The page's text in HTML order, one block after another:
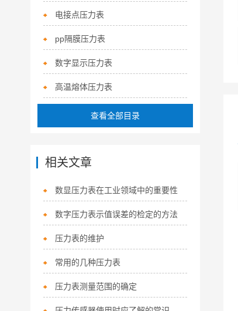
电接点压力表
pp隔膜压力表
数字显示压力表
高温熔体压力表
查看全部目录
相关文章
数显压力表在工业领域中的重要性
数字压力表示值误差的检定的方法
压力表的维护
常用的几种压力表
压力表测量范围的确定